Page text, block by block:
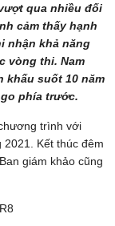
qua nhiều đối
cảm thấy hạnh
nhận khả năng
vòng thi. Nam
khấu suốt 10 năm
phía trước.
trình với
2021. Kết thúc đêm
giám khảo cũng